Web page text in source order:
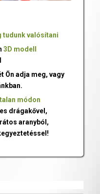
tudunk valósítani
3D modell
Ön adja meg, vagy
módon
drágakővel,
aranyból,